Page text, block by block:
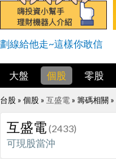
劃線給他走~這樣你敢信
大盤 個股 零股
台股 » 個股 » 互盛電 » 籌碼相關 »
互盛電(2433)
可現股當沖